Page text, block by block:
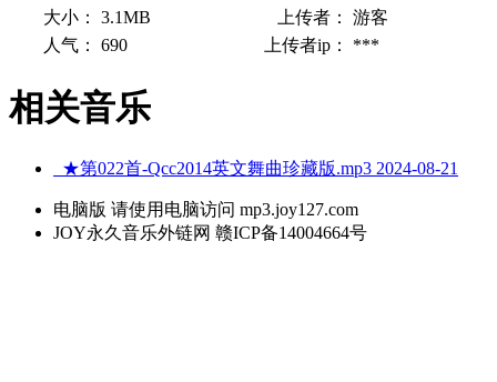
大小：
3.1MB 上传者：
游客
人气：
690 上传者ip： ***
相关音乐
★第022首-Qcc2014英文舞曲珍藏版.mp3 2024-08-21
电脑版 请使用电脑访问 mp3.joy127.com
JOY永久音乐外链网 赣ICP备14004664号